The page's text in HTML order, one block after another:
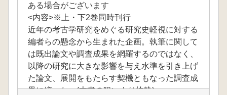
ある場合がございます
<内容>※上・下2巻同時刊行
近年の考古学研究をめぐる研究史軽視に対する
編者らの懸念から生まれた企画。執筆に関して
は既出論文や調査成果を網羅するのではなく、
以降の研究に大きな影響を与え水準を引き上げ
た論文、展開をもたらす契機ともなった調査成
果に絞った。(本書の狙いより抜粋)